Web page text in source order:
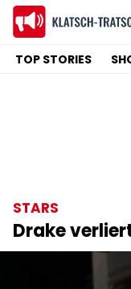
TOP STORIES
STARS
Drake